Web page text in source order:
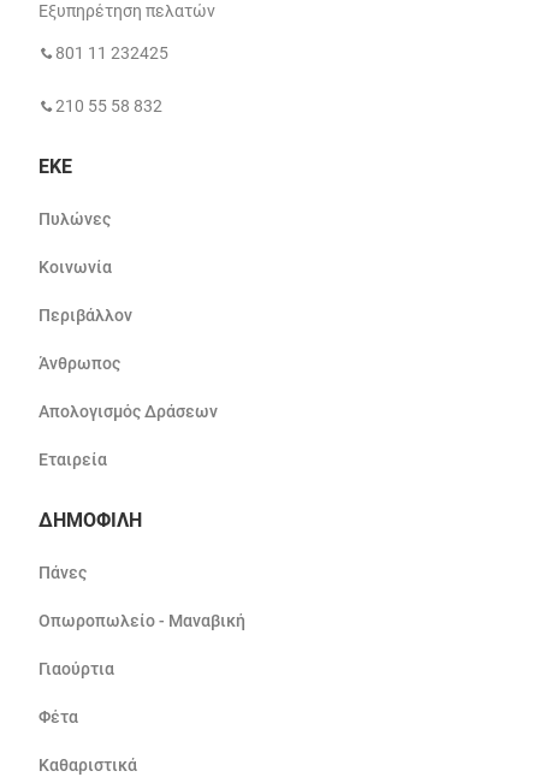
Εξυπηρέτηση πελατών
801 11 232425
210 55 58 832
ΕΚΕ
Πυλώνες
Κοινωνία
Περιβάλλον
Άνθρωπος
Απολογισμός Δράσεων
Εταιρεία
ΔΗΜΟΦΙΛΗ
Πάνες
Οπωροπωλείο - Μαναβική
Γιαούρτια
Φέτα
Καθαριστικά